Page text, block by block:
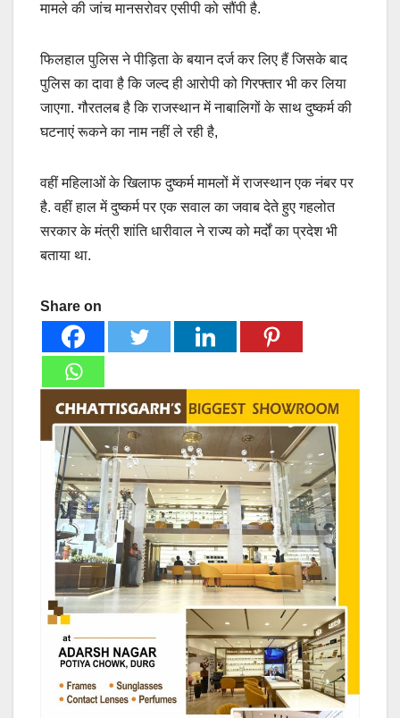
मामले की जांच मानसरोवर एसीपी को सौंपी है.
फिलहाल पुलिस ने पीड़िता के बयान दर्ज कर लिए हैं जिसके बाद
पुलिस का दावा है कि जल्द ही आरोपी को गिरफ्तार भी कर लिया
जाएगा. गौरतलब है कि राजस्थान में नाबालिगों के साथ दुष्कर्म की
घटनाएं रूकने का नाम नहीं ले रही है,
वहीं महिलाओं के खिलाफ दुष्कर्म मामलों में राजस्थान एक नंबर पर
है. वहीं हाल में दुष्कर्म पर एक सवाल का जवाब देते हुए गहलोत
सरकार के मंत्री शांति धारीवाल ने राज्य को मर्दों का प्रदेश भी
बताया था.
Share on